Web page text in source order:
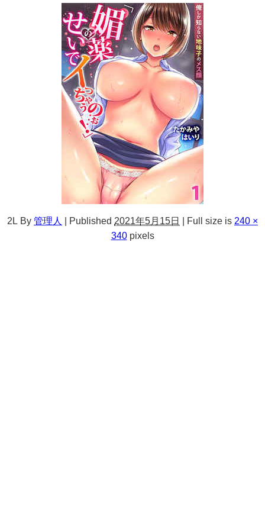
2L By 管理人 Published 2021年5月15日 Full size is 240 ×
340pixels